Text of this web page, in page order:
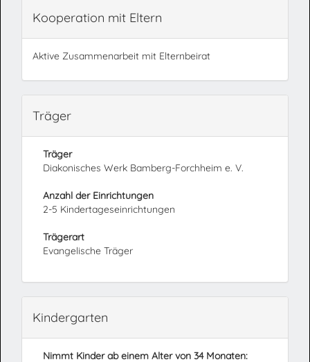
Kooperation mit Eltern
Aktive Zusammenarbeit mit Elternbeirat
Träger
Träger
Diakonisches Werk Bamberg-Forchheim e. V.
Anzahl der Einrichtungen
2-5 Kindertageseinrichtungen
Trägerart
Evangelische Träger
Kindergarten
Nimmt Kinder ab einem Alter von 34 Monaten: